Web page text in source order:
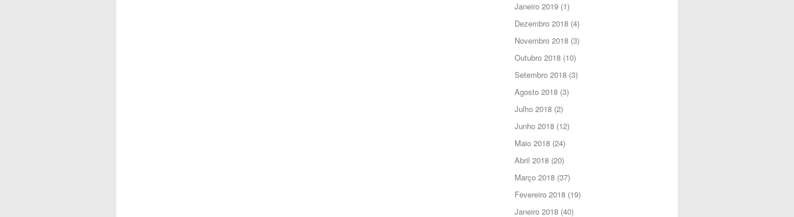
Janeiro 2019(1)
Dezembro 2018(4)
Novembro 2018(3)
Outubro 2018(10)
Setembro 2018(3)
Agosto 2018(3)
Julho 2018(2)
Junho 2018(12)
Maio 2018(24)
Abril 2018(20)
Março 2018(37)
Fevereiro 2018(19)
Janeiro 2018(40)